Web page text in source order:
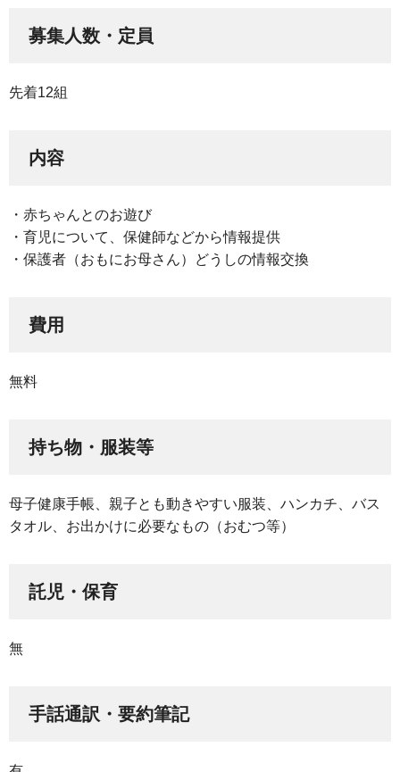
募集人数・定員
先着12組
内容
・赤ちゃんとのお遊び
・育児について、保健師などから情報提供
・保護者（おもにお母さん）どうしの情報交換
費用
無料
持ち物・服装等
母子健康手帳、親子とも動きやすい服装、ハンカチ、バス
タオル、お出かけに必要なもの（おむつ等）
託児・保育
無
手話通訳・要約筆記